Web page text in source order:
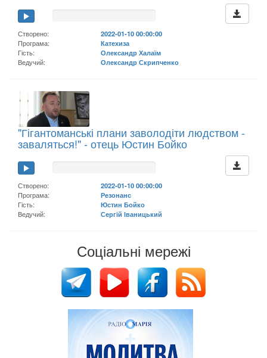
Створено:
2022-01-10 00:00:00
Програма:
Катехиза
Гість:
Олександр Халаїм
Ведучий:
Олександр Скрипченко
"Гігантоманські плани заволодіти людством -
заваляться!" - отець Юстин Бойко
Створено:
2022-01-10 00:00:00
Програма:
Резонанс
Гість:
Юстин Бойко
Ведучий:
Сергій Іваницький
Соціальні мережі